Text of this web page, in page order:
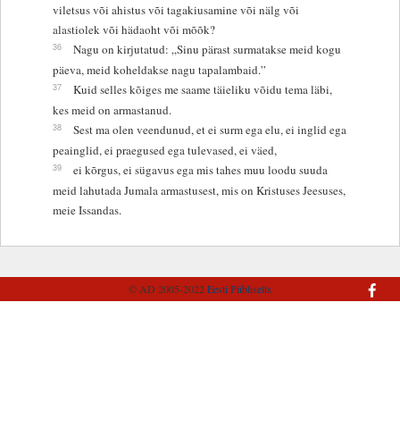
viletsus või ahistus või tagakiusamine või nälg või
alastiolek või hädaoht või mõõk?
36
Nagu on kirjutatud: „Sinu pärast surmatakse meid kogu
päeva, meid koheldakse nagu tapalambaid.”
37
Kuid selles kõiges me saame täieliku võidu tema läbi,
kes meid on armastanud.
38
Sest ma olen veendunud, et ei surm ega elu, ei inglid ega
peainglid, ei praegused ega tulevased, ei väed,
39
ei kõrgus, ei sügavus ega mis tahes muu loodu suuda
meid lahutada Jumala armastusest, mis on Kristuses Jeesuses,
meie Issandas.
© AD 2005-2022Eesti Piibliselts